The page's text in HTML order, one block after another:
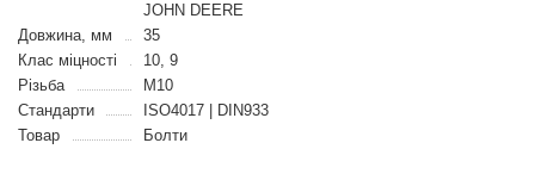
JOHN DEERE
Довжина, мм
35
Клас міцності
10, 9
Різьба
M10
Стандарти
ISO4017 | DIN933
Товар
Болти